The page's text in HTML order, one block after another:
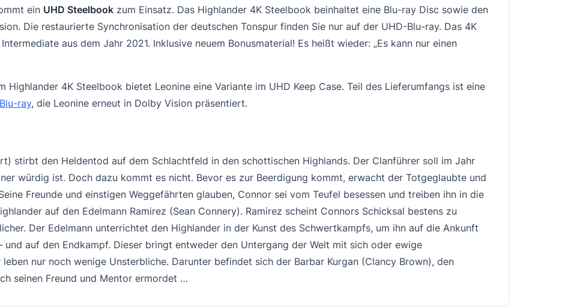
ein UHD Steelbook zum Einsatz. Das Highlander 4K Steelbook beinhaltet eine Blu-ray Disc sowie den
Die restaurierte Synchronisation der deutschen Tonspur finden Sie nur auf der UHD-Blu-ray. Das 4K
aus dem Jahr 2021. Inklusive neuem Bonusmaterial! Es heißt wieder: „Es kann nur einen
Highlander 4K Steelbook bietet Leonine eine Variante im UHD Keep Case. Teil des Lieferumfangs ist eine
ray, die Leonine erneut in Dolby Vision präsentiert.
stirbt den Heldentod auf dem Schlachtfeld in den schottischen Highlands. Der Clanführer soll im Jahr
würdig ist. Doch dazu kommt es nicht. Bevor es zur Beerdigung kommt, erwacht der Totgeglaubte und
Freunde und einstigen Weggefährten glauben, Connor sei vom Teufel besessen und treiben ihn in die
auf den Edelmann Ramirez (Sean Connery). Ramirez scheint Connors Schicksal bestens zu
Der Edelmann unterrichtet den Highlander in der Kunst des Schwertkampfs, um ihn auf die Ankunft
auf den Endkampf. Dieser bringt entweder den Untergang der Welt mit sich oder ewige
nur noch wenige Unsterbliche. Darunter befindet sich der Barbar Kurgan (Clancy Brown), den
seinen Freund und Mentor ermordet …